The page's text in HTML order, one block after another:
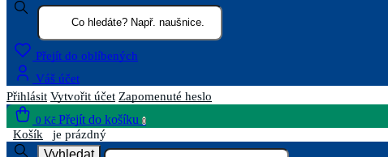
Přejít do oblíbených
Váš účet
Přihlásit Vytvořit účet Zapomenuté heslo
0 Kč Přejít do košíku 0
Košík je prázdný
Vyhledat